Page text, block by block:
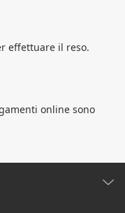
effettuare il reso.
online sono